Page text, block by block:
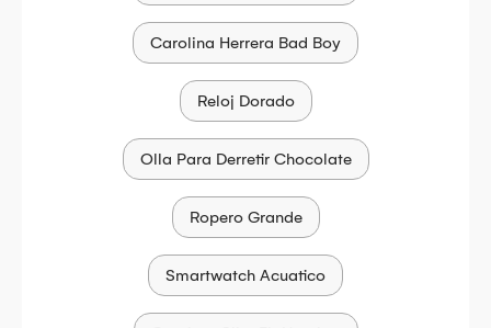
Carolina Herrera Bad Boy
Reloj Dorado
Olla Para Derretir Chocolate
Ropero Grande
Smartwatch Acuatico